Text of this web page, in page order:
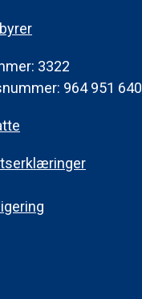
3322
964 951 640